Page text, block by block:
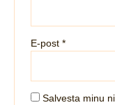
E-post*
Salvesta minu